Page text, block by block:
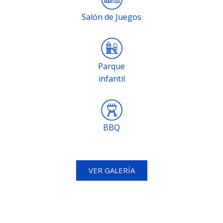
Salón de Juegos
Parque
infantil
BBQ
VER GALERÍA